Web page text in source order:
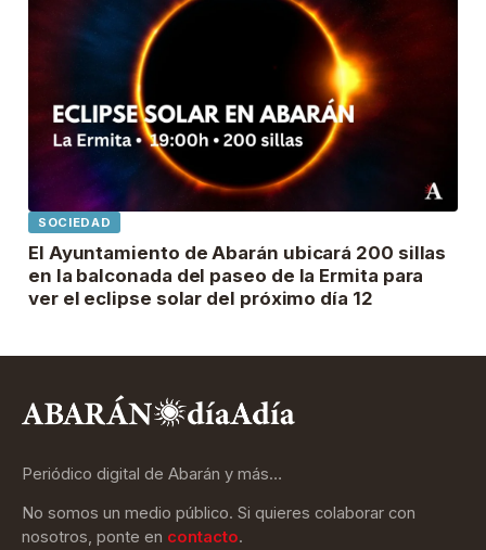
SOCIEDAD
El Ayuntamiento de Abarán ubicará 200 sillas
en la balconada del paseo de la Ermita para
ver el eclipse solar del próximo día 12
Periódico digital de Abarán y más…
No somos un medio público. Si quieres colaborar con
nosotros, ponte en contacto.